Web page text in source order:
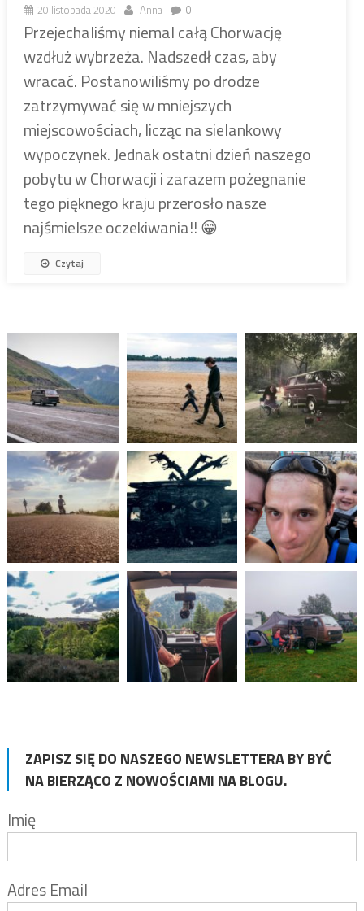
20 listopada 2020 Anna 0
Przejechaliśmy niemal całą Chorwację
wzdłuż wybrzeża. Nadszedł czas, aby
wracać. Postanowiliśmy po drodze
zatrzymywać się w mniejszych
miejscowościach, licząc na sielankowy
wypoczynek. Jednak ostatni dzień naszego
pobytu w Chorwacji i zarazem pożegnanie
tego pięknego kraju przerosło nasze
najśmielsze oczekiwania!! 😁
Czytaj
ZAPISZ SIĘ DO NASZEGO NEWSLETTERA BY BYĆ
NA BIERZĄCO Z NOWOŚCIAMI NA BLOGU.
Imię
Adres Email